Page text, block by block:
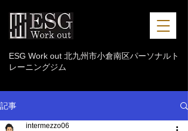
ESG Work out 北九州市小倉南区パーソナルト
レーニングジム
記事
intermezzo06